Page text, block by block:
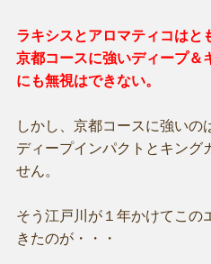
ラキシスとアロマティコはと
京都コースに強いディープ＆
にも無視はできない。
しかし、京都コースに強いの
ディープインパクトとキング
せん。
そう江戸川が１年かけてこの
きたのが・・・